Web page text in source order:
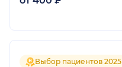
Выбор пациентов 2025